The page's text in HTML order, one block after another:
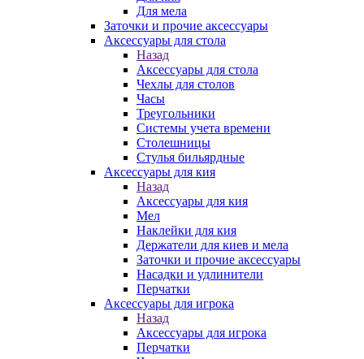
Для мела
Заточки и прочие аксессуары
Аксессуары для стола
Назад
Аксессуары для стола
Чехлы для столов
Часы
Треугольники
Системы учета времени
Столешницы
Стулья бильярдные
Аксессуары для кия
Назад
Аксессуары для кия
Мел
Наклейки для кия
Держатели для киев и мела
Заточки и прочие аксессуары
Насадки и удлинители
Перчатки
Аксессуары для игрока
Назад
Аксессуары для игрока
Перчатки